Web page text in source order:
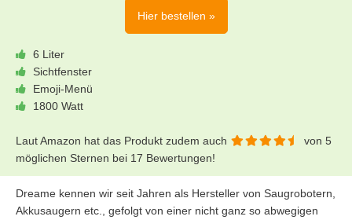
Hier bestellen »
6 Liter
Sichtfenster
Emoji-Menü
1800 Watt
Laut Amazon hat das Produkt zudem auch
von 5
möglichen Sternen bei 17 Bewertungen!
Dreame kennen wir seit Jahren als Hersteller von Saugrobotern,
Akkusaugern etc., gefolgt von einer nicht ganz so abwegigen